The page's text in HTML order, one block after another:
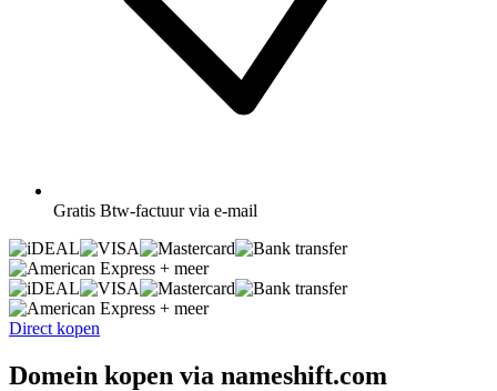
Gratis Btw-factuur via e-mail
+ meer
+ meer
Direct kopen
Domein kopen via nameshift.com